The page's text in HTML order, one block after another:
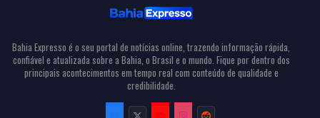
Bahia Expresso é o seu portal de notícias online, trazendo informação rápida,
confiável e atualizada sobre a Bahia, o Brasil e o mundo. Fique por dentro dos
principais acontecimentos em tempo real com conteúdo de qualidade e
credibilidade.